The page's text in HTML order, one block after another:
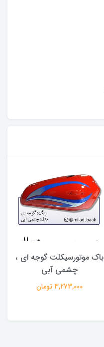
باک موتورسیکلت گوجه ای ،
چشمی آبی
3,273,000 تومان